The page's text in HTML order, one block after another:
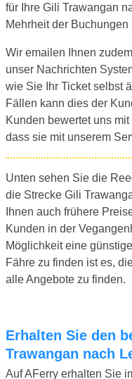
für Ihre Gili Trawangan
Mehrheit der
Wir emailen Ihnen
unser Nachrichten
wie Sie Ihr Ticket selbst
Fällen kann dies der
Kunden bewertet uns
dass sie mit unserem
Unten sehen Sie die
die Strecke Gili
Ihnen auch frühere
Kunden in der
Möglichkeit eine
Fähre zu finden ist es,
alle Angebote zu finden.
Erhalten Sie den besten Preis für Ihre Gili
Trawangan nach
Auf AFerry erhalten Sie